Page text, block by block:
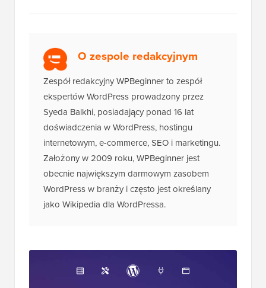
O zespole redakcyjnym
Zespół redakcyjny WPBeginner to zespół
ekspertów WordPress prowadzony przez
Syeda Balkhi, posiadający ponad 16 lat
doświadczenia w WordPress, hostingu
internetowym, e-commerce, SEO i marketingu.
Założony w 2009 roku, WPBeginner jest
obecnie największym darmowym zasobem
WordPress w branży i często jest określany
jako Wikipedia dla WordPressa.